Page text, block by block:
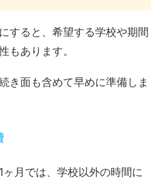
すると、希望する学校や期間
もあります。
き面も含めて早めに準備しま
月では、学校以外の時間に